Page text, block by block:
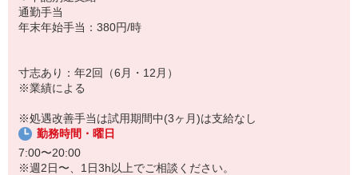
せて成長を後押しします。新しいチャレンジを安心して始められる
職場です。
通勤手当
年末年始手当：380円/時
寸志あり：年2回（6月・12月）
※業績による
※処遇改善手当は試用期間中(3ヶ月)は支給なし
勤務時間・曜日
7:00〜20:00
※週2日〜、1日3h以上でご相談ください。